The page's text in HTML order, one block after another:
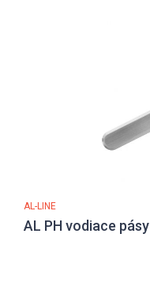
AL-LINE
AL PH vodiace pásy